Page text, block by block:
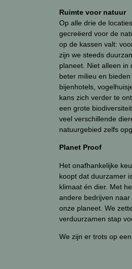
Ruimte voor natuur
Op alle drie de
gecreëerd voor de
op de kassen valt:
zijn we steeds
planeet. Niet alleen in
beter milieu en
bijenhotels,
kans zich verder te
een grote
veel verschillende
natuurgebied zelfs
Planet Proof
Het onafhankelijke
koopt dat duurzamer
klimaat én dier. Met
andere bedrijven
onze planeet. We
verduurzamen stap
We zijn er trots op